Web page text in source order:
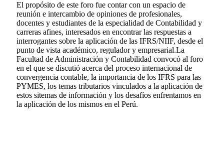
El propósito de este foro fue contar con un espacio de
reunión e intercambio de opiniones de profesionales,
docentes y estudiantes de la especialidad de Contabilidad y
carreras afines, interesados en encontrar las respuestas a
interrogantes sobre la aplicación de las IFRS/NIIF, desde el
punto de vista académico, regulador y empresarial.La
Facultad de Administración y Contabilidad convocó al foro
en el que se discutió acerca del proceso internacional de
convergencia contable, la importancia de los IFRS para las
PYMES, los temas tributarios vinculados a la aplicación de
estos sitemas de información y los desafíos enfrentamos en
la aplicación de los mismos en el Perú.